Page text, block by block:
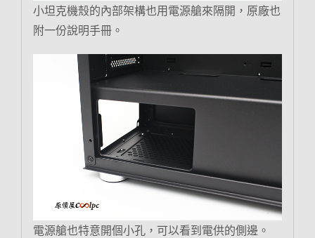
小坦克機殼的內部架構也用電源艙來隔開，原廠也
附一份說明手冊。
電源艙也特意開個小孔，可以看到電供的側邊。